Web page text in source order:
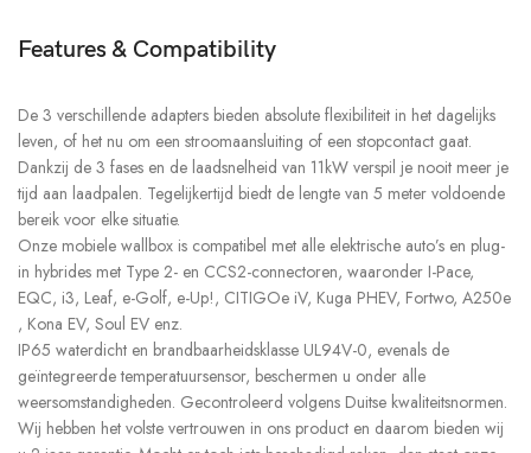
Features & Compatibility
De 3 verschillende adapters bieden absolute flexibiliteit in het dagelijks
leven, of het nu om een ​​stroomaansluiting of een stopcontact gaat.
Dankzij de 3 fases en de laadsnelheid van 11kW verspil je nooit meer je
tijd aan laadpalen. Tegelijkertijd biedt de lengte van 5 meter voldoende
bereik voor elke situatie.
Onze mobiele wallbox is compatibel met alle elektrische auto’s en plug-
in hybrides met Type 2- en CCS2-connectoren, waaronder I-Pace,
EQC, i3, Leaf, e-Golf, e-Up!, CITIGOe iV, Kuga PHEV, Fortwo, A250e
, Kona EV, Soul EV enz.
IP65 waterdicht en brandbaarheidsklasse UL94V-0, evenals de
geïntegreerde temperatuursensor, beschermen u onder alle
weersomstandigheden. Gecontroleerd volgens Duitse kwaliteitsnormen.
Wij hebben het volste vertrouwen in ons product en daarom bieden wij